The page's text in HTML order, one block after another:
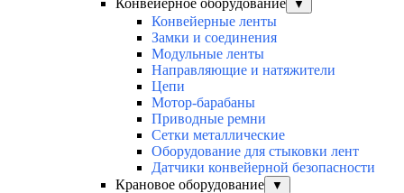
▼
Конвейерные ленты
Замки и соединения
Модульные ленты
Направляющие и натяжители
Цепи
Мотор-барабаны
Приводные ремни
Сетки металлические
Оборудование для стыковки лент
Датчики конвейерной безопасности
Крановое оборудование
▼